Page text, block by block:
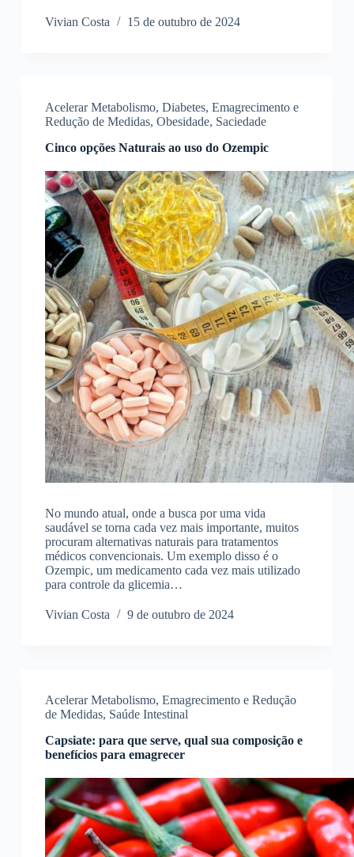
Vivian Costa 15 de outubro de 2024
Acelerar Metabolismo, Diabetes, Emagrecimento e
Redução de Medidas, Obesidade, Saciedade
Cinco opções Naturais ao uso do Ozempic
No mundo atual, onde a busca por uma vida
saudável se torna cada vez mais importante, muitos
procuram alternativas naturais para tratamentos
médicos convencionais. Um exemplo disso é o
Ozempic, um medicamento cada vez mais utilizado
para controle da glicemia…
Vivian Costa 9 de outubro de 2024
Acelerar Metabolismo, Emagrecimento e Redução
de Medidas, Saúde Intestinal
Capsiate: para que serve, qual sua composição e
benefícios para emagrecer